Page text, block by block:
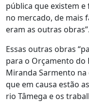
pública que existem
no mercado, de mais
eram as outras obras”.
Essas outras obras
para o Orçamento do
Miranda Sarmento
que em causa estão
rio Tâmega e os